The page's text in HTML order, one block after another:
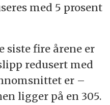
med 5 prosent
siste fire årene er
redusert med
er –
ligger på en 305.